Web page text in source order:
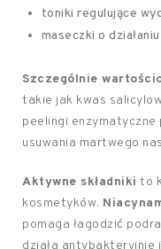
toniki regulujące
maseczki o
Szczególnie
takie jak kwas
peelingi
usuwania martwego
Aktywne składniki to
kosmetyków.
pomaga łagodzić
działa antybakteryjnie